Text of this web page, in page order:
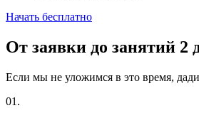
Начать бесплатно
От заявки до занятий 2
Если мы не уложимся в это время,
01.